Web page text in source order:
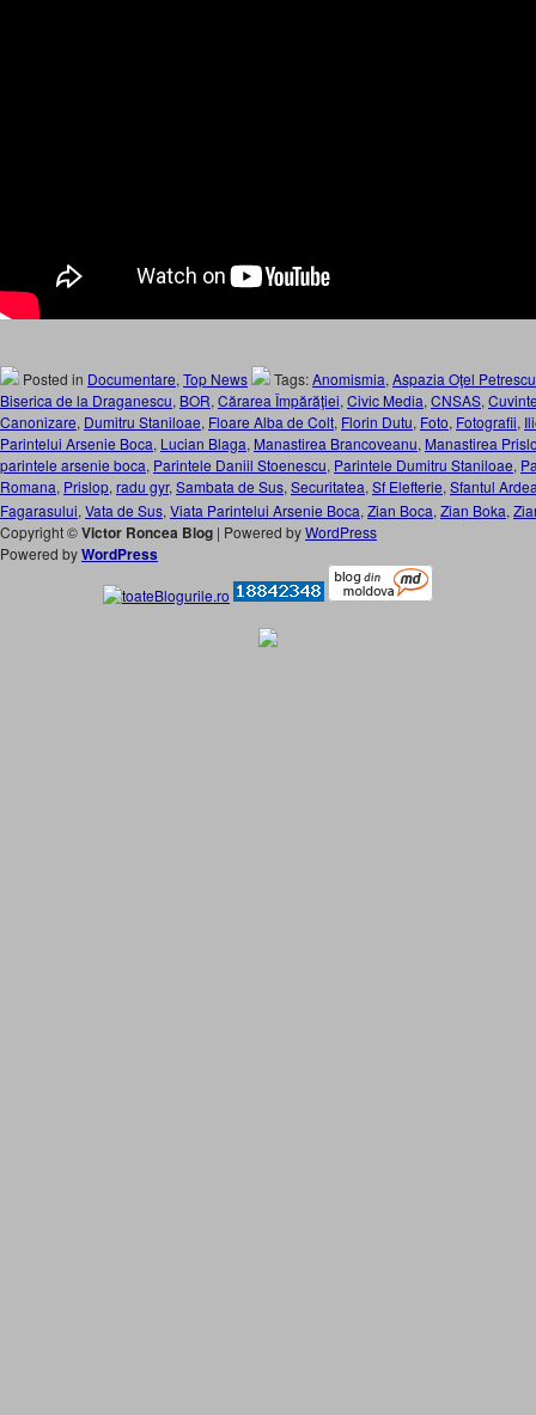
Posted in Documentare, Top News Tags:Anomismia, Aspazia Oţel Petrescu
Biserica de la Draganescu, BOR, Cărarea Împărăţiei, Civic Media, CNSAS,
Canonizare, Dumitru Staniloae, Floare Alba de Colt, Florin Dutu, Foto, Fotografii,
Parintelui Arsenie Boca, Lucian Blaga, Manastirea Brancoveanu, Manastirea
parintele arsenie boca, Parintele Daniil Stoenescu, Parintele Dumitru Staniloae,
Romana, Prislop, radu gyr, Sambata de Sus, Securitatea, Sf Elefterie, Sfantul
Fagarasului, Vata de Sus, Viata Parintelui Arsenie Boca, Zian Boca, Zian Boka,
Copyright ©Victor Roncea Blog | Powered byWordPress
Powered byWordPress